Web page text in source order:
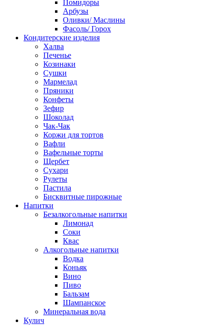
Помидоры
Арбузы
Оливки/ Маслины
Фасоль/ Горох
Кондитерские изделия
Халва
Печенье
Козинаки
Сушки
Мармелад
Пряники
Конфеты
Зефир
Шоколад
Чак-Чак
Коржи для тортов
Вафли
Вафельные торты
Щербет
Сухари
Рулеты
Пастила
Бисквитные пирожные
Напитки
Безалкогольные напитки
Лимонад
Соки
Квас
Алкогольные напитки
Водка
Коньяк
Вино
Пиво
Бальзам
Шампанское
Минеральная вода
Кулич